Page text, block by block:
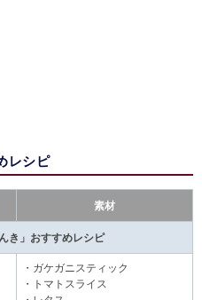
レシピ​​
素材
き」おすすめレシピ
・ガケガニスティック
・トマトスライス